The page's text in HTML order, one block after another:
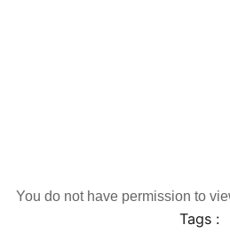
You do not have permission to
Tags :